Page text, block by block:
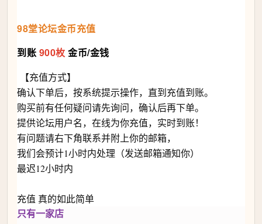
98堂论坛金币充值
到账 900枚 金币/金钱
【充值方式】
确认下单后，按系统提示操作，直到充值到账。
购买前有任何疑问请先询问，确认后再下单。
提供论坛用户名，在线为你充值，实时到账！
有问题请右下角联系并附上你的邮箱，
我们会预计1小时内处理（发送邮箱通知你）
最迟12小时内
充值 真的如此简单
只有一家店